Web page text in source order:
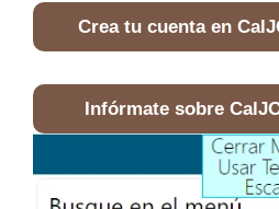
Crea tu cuenta en
Infórmate sobre